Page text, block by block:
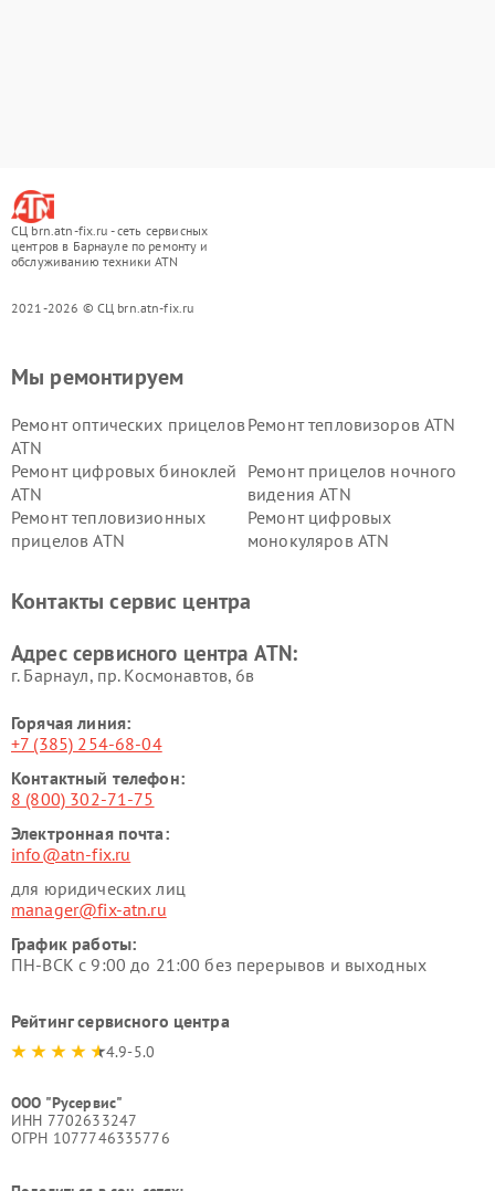
СЦ brn.atn-fix.ru - сеть сервисных
центров в Барнауле по ремонту и
обслуживанию техники ATN
2021-2026 © СЦ brn.atn-fix.ru
Мы ремонтируем
Ремонт оптических прицелов
ATN
Ремонт тепловизоров ATN
Ремонт цифровых биноклей
ATN
Ремонт прицелов ночного
видения ATN
Ремонт тепловизионных
прицелов ATN
Ремонт цифровых
монокуляров ATN
Контакты сервис центра
Адрес сервисного центра ATN:
г. Барнаул, ​пр. Космонавтов, 6в
Горячая линия:
+7 (385) 254-68-04
Контактный телефон:
8 (800) 302-71-75
Электронная почта:
info@atn-fix.ru
для юридических лиц
manager@fix-atn.ru
График работы:
ПН-ВСК с 9:00 до 21:00 без перерывов и выходных
Рейтинг сервисного центра
4.9-5.0
ООО "Русервис"
ИНН 7702633247
ОГРН 1077746335776